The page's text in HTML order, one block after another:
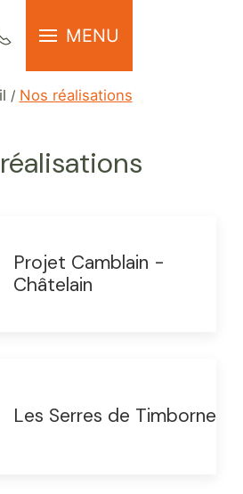
MENU
Nos réalisations
Projet Camblain -
Châtelain
Les Serres de Timborne